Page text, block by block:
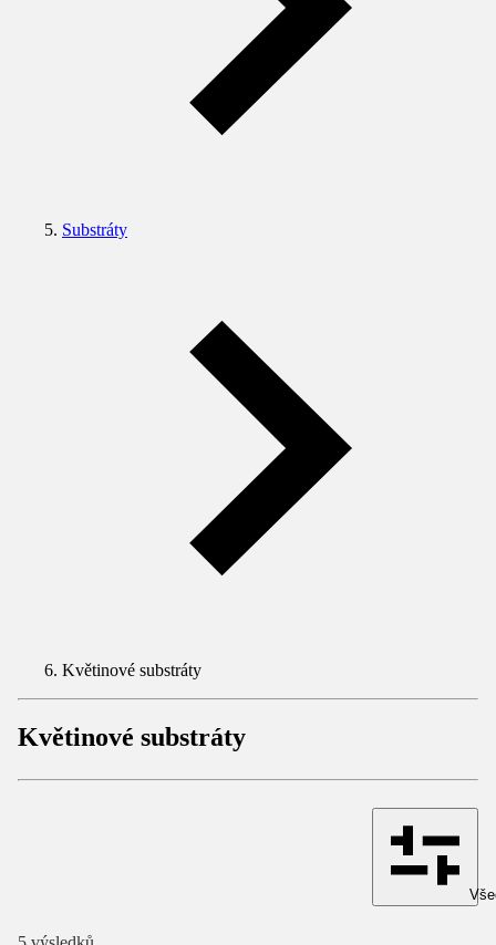
Substráty
Květinové substráty
Květinové substráty